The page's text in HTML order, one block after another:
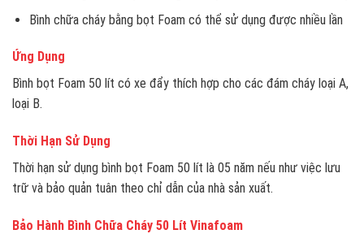
Bình chữa cháy bằng bọt Foam có thể sử dụng được nhiều lần
Ứng Dụng
Bình bọt Foam 50 lít có xe đẩy thích hợp cho các đám cháy loại A,
loại B.
Thời Hạn Sử Dụng
Thời hạn sử dụng bình bọt Foam 50 lít là 05 năm nếu như việc lưu
trữ và bảo quản tuân theo chỉ dẫn của nhà sản xuất.
Bảo Hành Bình Chữa Cháy 50 Lít Vinafoam